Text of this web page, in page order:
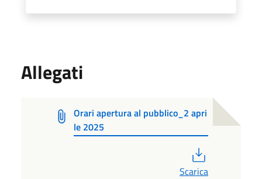
Allegati
Orari apertura al pubblico_2 apri
le 2025
Scarica